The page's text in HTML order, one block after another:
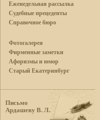
Еженедельная рассылка
Судебные прецеденты
Справочное бюро
Фотогалерея
Фирменные заметки
Афоризмы и юмор
Старый Екатеринбург
Письмо
Ардашеву В. Л.